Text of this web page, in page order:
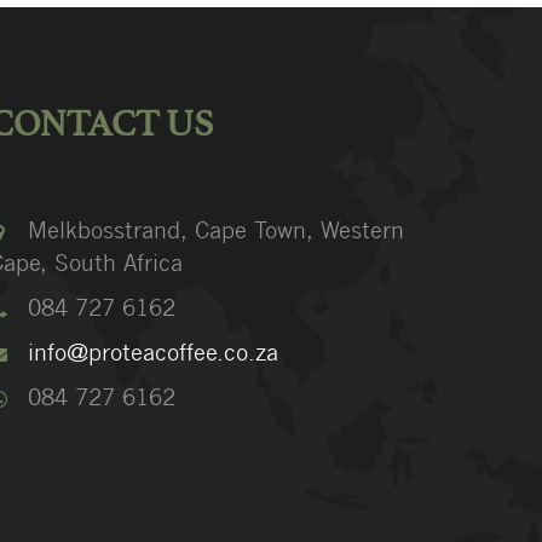
US
Melkbosstrand, Cape Town, Western
South Africa
084 727 6162
info@proteacoffee.co.za
084 727 6162